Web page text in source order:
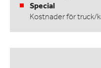
Special
Kostnader för truck/